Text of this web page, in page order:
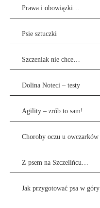
Prawa i obowiązki…
Psie sztuczki
Szczeniak nie chce…
Dolina Noteci – testy
Agility – zrób to sam!
Choroby oczu u owczarków
Z psem na Szczelińcu…
Jak przygotować psa w góry